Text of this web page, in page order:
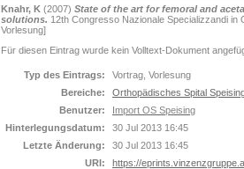
Knahr, K (2007) State of the art for femoral and
solutions. 12th Congresso Nazionale Specializzandi in
Vorlesung]
Für diesen Eintrag wurde kein Volltext-Dokument
Typ des Eintrags:
Vortrag, Vorlesung
Bereiche:
Orthopädisches Spital
Benutzer:
Import OS Speising
Hinterlegungsdatum:
30 Jul 2013 16:45
Letzte Änderung:
30 Jul 2013 16:45
URI:
https://